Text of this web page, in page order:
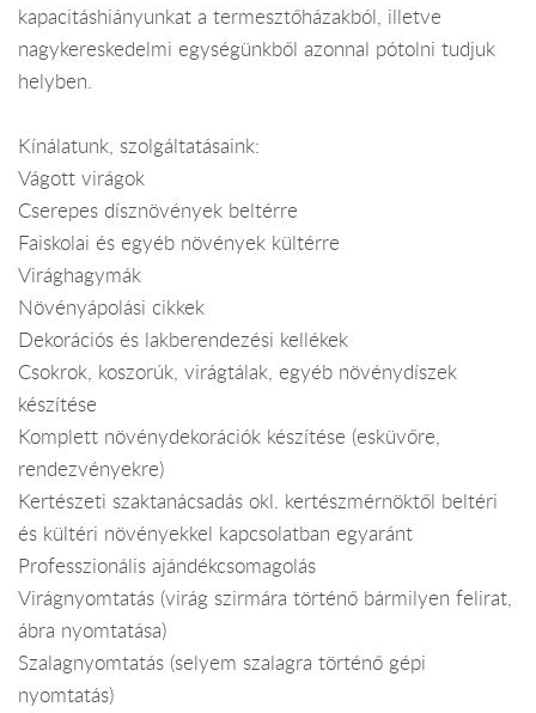
kapacitáshiányunkat a termesztőházakból, illetve
nagykereskedelmi egységünkből azonnal pótolni tudjuk
helyben.
Kínálatunk, szolgáltatásaink:
Vágott virágok
Cserepes dísznövények beltérre
Faiskolai és egyéb növények kültérre
Virághagymák
Növényápolási cikkek
Dekorációs és lakberendezési kellékek
Csokrok, koszorúk, virágtálak, egyéb növénydíszek
készítése
Komplett növénydekorációk készítése (esküvőre,
rendezvényekre)
Kertészeti szaktanácsadás okl. kertészmérnöktől beltéri
és kültéri növényekkel kapcsolatban egyaránt
Professzionális ajándékcsomagolás
Virágnyomtatás (virág szirmára történő bármilyen felirat,
ábra nyomtatása)
Szalagnyomtatás (selyem szalagra történő gépi
nyomtatás)